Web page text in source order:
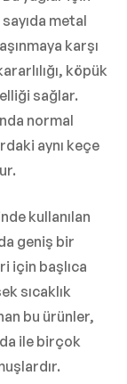
metal
karşı
köpük
sağlar.
normal
aynı keçe
kullanılan
geniş bir
için başlıca
sıcaklık
bu ürünler,
ile birçok